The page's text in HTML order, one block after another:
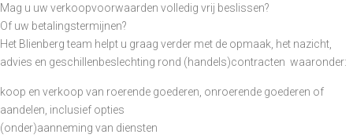
Mag u uw verkoopvoorwaarden volledig vrij beslissen?
Of uw betalingstermijnen?
Het Blienberg team helpt u graag verder met de opmaak, het nazicht,
advies en geschillenbeslechting rond (handels)contracten waaronder:
koop en verkoop van roerende goederen, onroerende goederen of
aandelen, inclusief opties
(onder)aanneming van diensten